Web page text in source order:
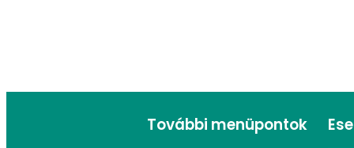
További menüpontok